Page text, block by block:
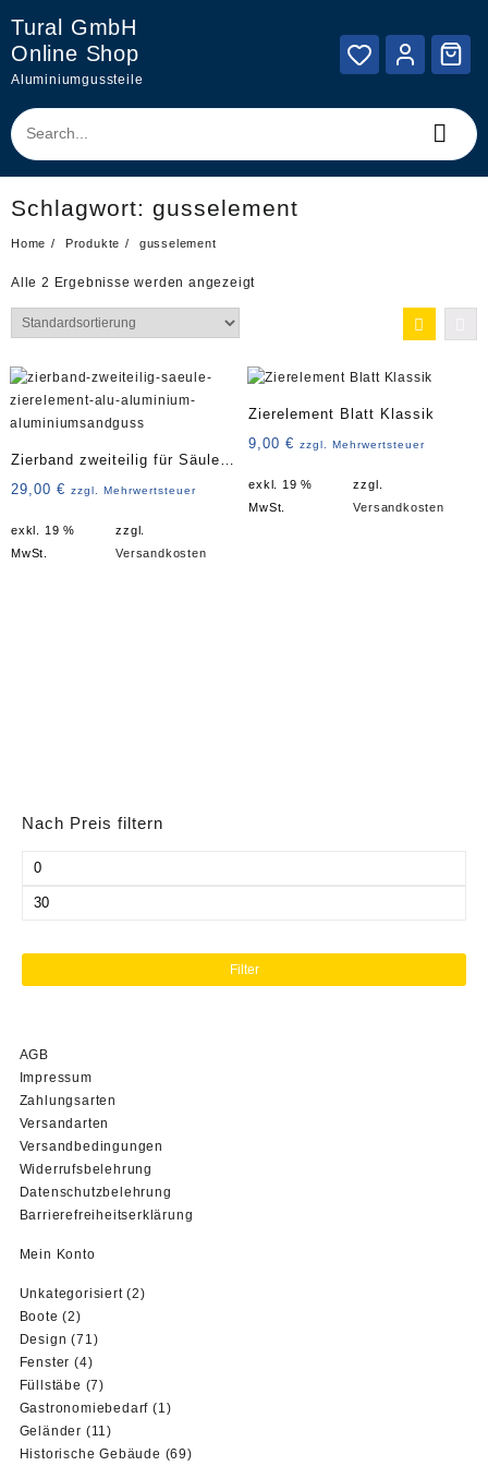
content
Tural GmbH
Online Shop
Aluminiumgussteile
Schlagwort: gusselement
Home Produkte gusselement
Alle 2 Ergebnisse werden angezeigt
Zierband zweiteilig für Säule
Art. 4299
29,00 € zzgl. Mehrwertsteuer
exkl. 19 %
MwSt.
zzgl.
Versandkosten
Zierelement Blatt Klassik
9,00€ zzgl. Mehrwertsteuer
exkl. 19 %
MwSt.
zzgl.
Versandkosten
Nach Preis filtern
Min.
Max.
Filter
AGB
Impressum
Zahlungsarten
Versandarten
Versandbedingungen
Widerrufsbelehrung
Datenschutzbelehrung
Barrierefreiheitserklärung
Mein Konto
Unkategorisiert 22
Boote 22
Produkte
Design 71 71
Produkte
Fenster 44
Produkte
Füllstäbe 77
Produkte
Gastronomiebedarf 1 1
Geländer 1111
Produkte
Historische Gebäude 6969